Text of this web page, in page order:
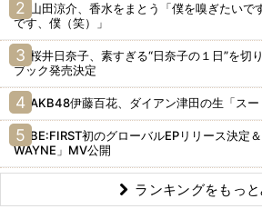
山田涼介、香水をまとう「僕を嗅ぎたいで
です、僕（笑）」
桜井日奈子、素すぎる“日奈子の１日”を切
ブック発売決定
AKB48伊藤百花、ダイアン津田の生「スー
BE:FIRST初のグローバルEPリリース決定
WAYNE」MV公開
ランキングをもっ